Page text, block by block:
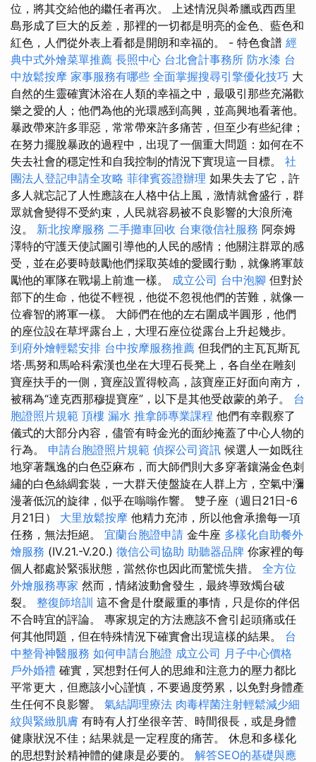
位，將其交給他的繼任者再次。 上述情況與希臘或西西里
島形成了巨大的反差，那裡的一切都是明亮的金色、藍色和
紅色，人們從外表上看都是開朗和幸福的。 - 特色食譜 經
典中式外燴菜單推薦 長照中心 台北會計事務所 防水漆 台
中放鬆按摩 家事服務有哪些 全面掌握搜尋引擎優化技巧 大
自然的生靈確實沐浴在人類的幸福之中，最吸引那些充滿歡
樂之愛的人；他們為他的光環感到高興，並高興地看著他。
暴政帶來許多罪惡，常常帶來許多痛苦，但至少有些紀律；
在努力擺脫暴政的過程中，出現了一個重大問題：如何在不
失去社會的穩定性和自我控制的情況下實現這一目標。 社
團法人登記申請全攻略 菲律賓簽證辦理 如果失去了它，許
多人就忘記了人性應該在人格中佔上風，激情就會盛行，群
眾就會變得不受約束，人民就容易被不良影響的大浪所淹
沒。 新北按摩服務 二手攤車回收 台東徵信社服務 阿奈姆
澤特的守護天使試圖引導他的人民的感情；他關注群眾的感
受，並在必要時鼓勵他們採取英雄的愛國行動，就像將軍鼓
勵他的軍隊在戰場上前進一樣。 成立公司 台中泡腳 但對於
部下的生命，他從不輕視，他從不忽視他們的苦難，就像一
位睿智的將軍一樣。 大師們在他的左右圍成半圓形，他們
的座位設在草坪露台上，大理石座位從露台上升起幾步。
到府外燴輕鬆安排 台中按摩服務推薦 但我們的主瓦瓦斯瓦
塔·馬努和馬哈科索漢也坐在大理石長凳上，各自坐在雕刻
寶座扶手的一側，寶座設置得較高，該寶座正好面向南方，
被稱為“達克西那穆提寶座”，以下是其他受啟蒙的弟子。 台
胞證照片規範 頂樓 漏水 推拿師專業課程 他們有幸觀察了
儀式的大部分內容，儘管有時金光的面紗掩蓋了中心人物的
行為。 申請台胞證照片規範 偵探公司資訊 候選人一如既往
地穿著飄逸的白色亞麻布，而大師們則大多穿著鑲滿金色刺
繡的白色絲綢套裝，一大群天使盤旋在人群上方，空氣中瀰
漫著低沉的旋律，似乎在嗡嗡作響。 雙子座（週日21日-6
月21日） 大里放鬆按摩 他精力充沛，所以他會承擔每一項
任務，無法拒絕。 宜蘭台胞證申請 金牛座 多樣化自助餐外
燴服務 (IV.21.-V.20.) 徵信公司協助 助聽器品牌 你家裡的每
個人都處於緊張狀態，當然你也因此而驚慌失措。 全方位
外燴服務專家 然而，情緒波動會發生，最終導致燭台破
裂。 整復師培訓 這不會是什麼嚴重的事情，只是你的伴侶
不合時宜的評論。 專家規定的方法應該不會引起頭痛或任
何其他問題，但在特殊情況下確實會出現這樣的結果。 台
中整骨神醫服務 如何申請台胞證 成立公司 月子中心價格
戶外婚禮 確實，冥想對任何人的思維和注意力的壓力都比
平常更大，但應該小心謹慎，不要過度勞累，以免對身體產
生任何不良影響。 氣結調理療法 肉毒桿菌注射輕鬆減少細
紋與緊緻肌膚 有時有人打坐很辛苦、時間很長，或是身體
健康狀況不佳；結果就是一定程度的痛苦。 休息和多樣化
的思想對於精神體的健康是必要的。 解答SEO的基礎與應